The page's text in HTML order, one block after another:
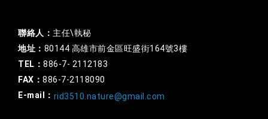
聯絡人： 主任\執秘
地址： 80144 高雄市前金區旺盛街164號3樓
TEL： 886-7- 2112183
FAX： 886-7-2118090
E-mail： rid3510.nature@gmail.com